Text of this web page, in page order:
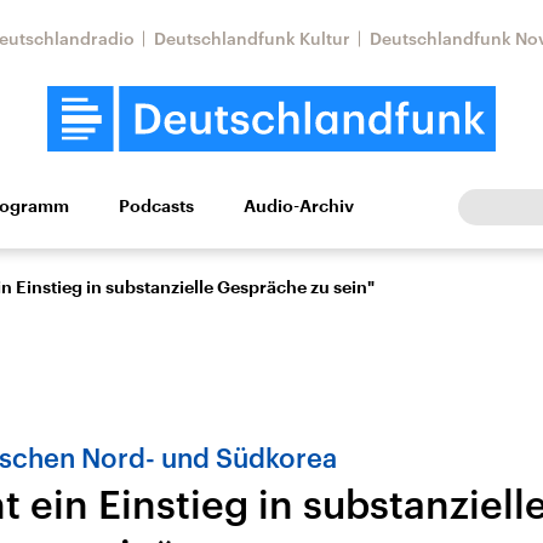
Deutschlandfunk Kultur Deutschlandfunk
Wissen Kultur Europa
Nahostkonflikt
Aktuelle Lage und
Iran
Podcasts Audio-Archiv
Einstieg in substanzielle Gespräche zu sein"
Nord- und Südkorea
ein Einstieg in